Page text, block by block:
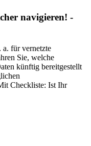
navigieren! -
für vernetzte
Sie, welche
künftig bereitgestellt
Checkliste: Ist Ihr